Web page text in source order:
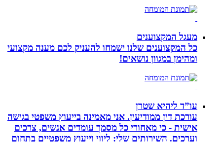
מעגל המקצוענים
כל המקצוענים שלנו ישמחו להעניק לכם מענה מקצועי
ומהימן במגוון נושאים!
עו”ד ליהיא שטרן
עורכת דין ממודיעין. אני מאמינה בייעוץ משפטי בגישה
אישית - כי מאחורי כל מסמך עומדים אנשים, צרכים
וערכים. השירותים שלי: ליווי וייעוץ משפטיים בתחום